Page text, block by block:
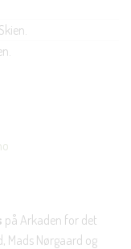
på Arkaden for det
Mads Nørgaard og